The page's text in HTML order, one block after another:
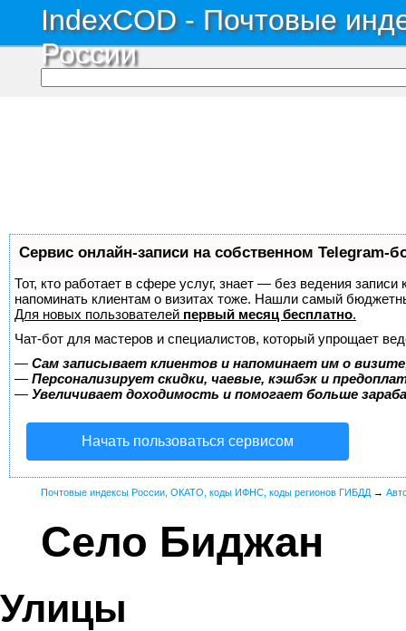
IndexCOD - Почтовые
России
Сервис онлайн-записи на собственном Telegram-
Тот, кто работает в сфере услуг, знает — без ведения
напоминать клиентам о визитах тоже. Нашли самый
Для новых пользователей первый месяц бесплатно.
Чат-бот для мастеров и специалистов, который упрощает
— Сам записывает клиентов и напоминает им о
— Персонализирует скидки, чаевые, кэшбэк и
— Увеличивает доходимость и помогает больше
Начать пользоваться сервисом
Почтовые индексы России, ОКАТО, коды ИФНС, коды регионов ГИБДД →
Село Биджан
Улицы